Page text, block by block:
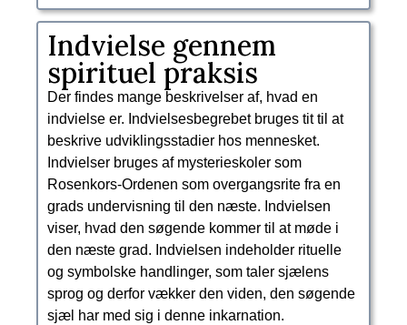
Indvielse gennem
spirituel praksis
Der findes mange beskrivelser af, hvad en
indvielse er. Indvielsesbegrebet bruges tit til at
beskrive udviklingsstadier hos mennesket.
Indvielser bruges af mysterieskoler som
Rosenkors-Ordenen som overgangsrite fra en
grads undervisning til den næste. Indvielsen
viser, hvad den søgende kommer til at møde i
den næste grad. Indvielsen indeholder rituelle
og symbolske handlinger, som taler sjælens
sprog og derfor vækker den viden, den søgende
sjæl har med sig i denne inkarnation.